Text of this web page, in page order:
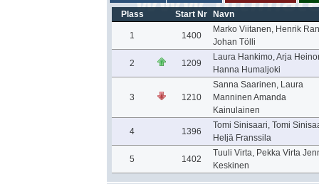
Plass Start Nr Navn
1 1400
Marko Viitanen, Henrik
Johan Tölli
2 1209
Laura Hankimo, Arja
Hanna Humaljoki
3 1210
Sanna Saarinen, Laura
Manninen Amanda
Kainulainen
4 1396
Tomi Sinisaari, Tomi
Heljä Franssila
5 1402
Tuuli Virta, Pekka Virta
Keskinen